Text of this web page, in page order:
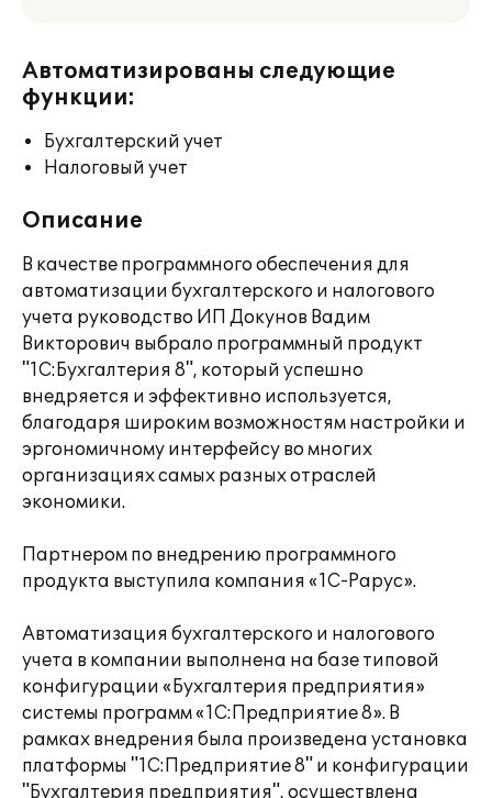
Автоматизированы следующие
функции:
Бухгалтерский учет
Налоговый учет
Описание
В качестве программного обеспечения для
автоматизации бухгалтерского и налогового
учета руководство ИП Докунов Вадим
Викторович выбрало программный продукт
"1С:Бухгалтерия 8", который успешно
внедряется и эффективно используется,
благодаря широким возможностям настройки и
эргономичному интерфейсу во многих
организациях самых разных отраслей
экономики.
Партнером по внедрению программного
продукта выступила компания «1С-Рарус».
Автоматизация бухгалтерского и налогового
учета в компании выполнена на базе типовой
конфигурации «Бухгалтерия предприятия»
системы программ «1С:Предприятие 8». В
рамках внедрения была произведена установка
платформы "1С:Предприятие 8" и конфигурации
"Бухгалтерия предприятия", осуществлена